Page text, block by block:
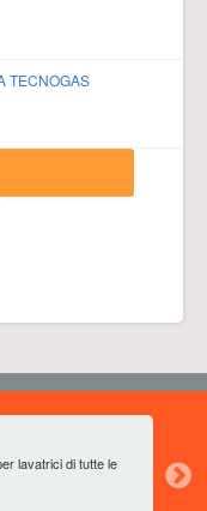
TECNOGAS
lavatrici di tutte le